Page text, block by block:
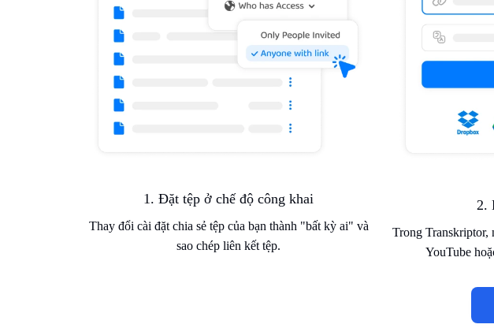
1. Đặt tệp ở chế độ công khai
Thay đổi cài đặt chia sẻ tệp của bạn thành "bất kỳ ai" và
sao chép liên kết tệp.
2.
Trong Transkriptor,
YouTube